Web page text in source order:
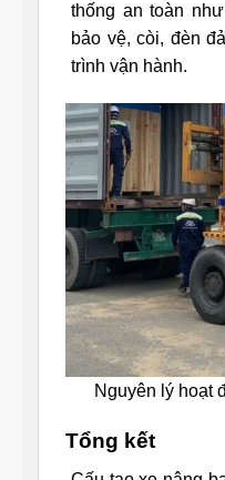
thống an toàn
bảo vệ, còi, đèn
trình vận hành.
Nguyên lý hoạt
Tổng kết